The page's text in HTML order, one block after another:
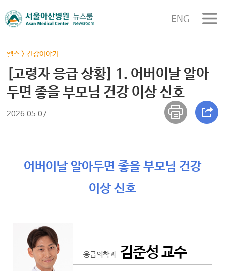
ENG
헬스 > 건강이야기
[고령자 응급 상황] 1. 어버이날 알아
두면 좋을 부모님 건강 이상 신호
2026.05.07
어버이날 알아두면 좋을 부모님 건강
이상 신호
응급의학과김준성 교수